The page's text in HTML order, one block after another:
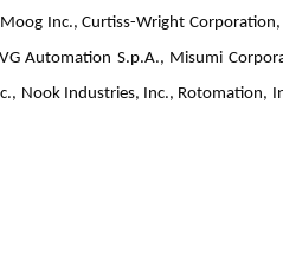
Inc., Curtiss-Wright
Automation S.p.A., Misumi
Nook Industries, Inc., Rotomation,